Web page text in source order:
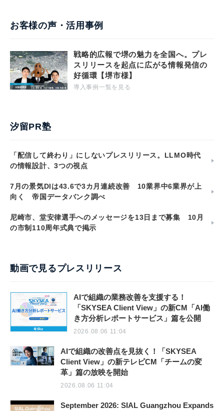
お客様の声・活用事例
戦略的広報で堺の魅力を全国へ。プレ
スリリースを起点に広がる情報発信の
好循環【堺市様】
導入事例一覧を見る
汐留PR塾
「配信して終わり」にしないプレスリリース。LLMO時代
の情報設計、3つの視点
7月の景気DIは43.6で3カ月連続改善 10業界中6業界が上
向く 帝国データバンク調べ
尼崎市、堂安律選手へのメッセージを13日まで募集 10月
の市制110周年式典で掲示
動画で見るプレスリリース
AIで組織の業務改善を支援する！
「SKYSEA Client View」の新CM「AI働
き方分析レポートサービス」篇を公開
2026.08.06 11:04
AIで組織の改善点を見抜く！「SKYSEA
Client View」の新テレビCM「チームの変
革」篇の放映を開始
2026.08.06 11:04
September 2026: SIAL Guangzhou Expands